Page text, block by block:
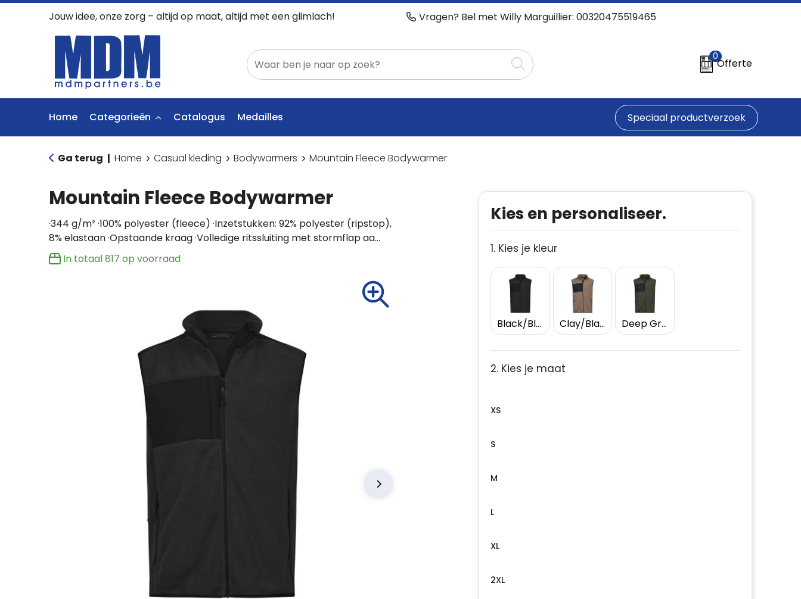
Jouw idee, onze zorg – altijd op maat, altijd met een glimlach! Vragen? Bel met Willy Marguillier: 00320475519465
0
Offerte
Home Categorieën Catalogus Medailles Speciaal productverzoek
Ga terug | Home Casual kleding Bodywarmers Mountain Fleece Bodywarmer
Mountain Fleece Bodywarmer
·344 g/m² ·100% polyester (fleece) ·Inzetstukken: 92% polyester (ripstop),
8% elastaan ·Opstaande kraag ·Volledige ritssluiting met stormflap aa…
In totaal817 op voorraad
Kies en personaliseer.
1. Kies je kleur
Black/Black Clay/Black Deep Green/Black
2. Kies je maat
XS
S
M
L
XL
2XL